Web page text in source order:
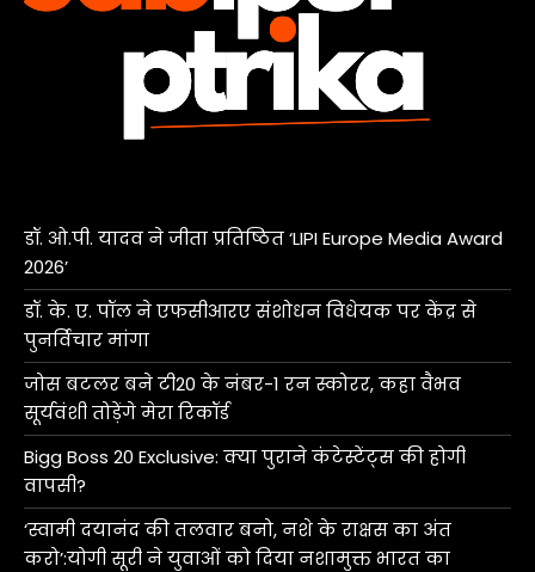
डॉ. ओ.पी. यादव ने जीता प्रतिष्ठित ‘LIPI Europe Media Award
2026’
डॉ. के. ए. पॉल ने एफसीआरए संशोधन विधेयक पर केंद्र से
पुनर्विचार मांगा
जोस बटलर बने टी20 के नंबर-1 रन स्कोरर, कहा वैभव
सूर्यवंशी तोड़ेंगे मेरा रिकॉर्ड
Bigg Boss 20 Exclusive: क्या पुराने कंटेस्टेंट्स की होगी
वापसी?
‘स्वामी दयानंद की तलवार बनो, नशे के राक्षस का अंत
करो’:योगी सूरी ने युवाओं को दिया नशामुक्त भारत का